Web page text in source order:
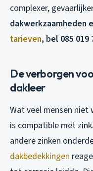
complexer,
dakwerkzaamheden
tarieven, bel 085 019
De verborgen
dakleer
Wat veel mensen
is compatible met
andere zinken
dakbedekkingen